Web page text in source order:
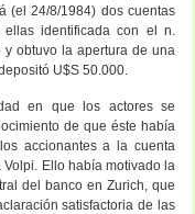
(el 24/8/1984) dos cuentas
identificada con el n.
y obtuvo la apertura de una
U$S 50.000.
en que los actores se
de que éste había
accionantes a la cuenta
Ello había motivado la
del banco en Zurich, que
satisfactoria de las